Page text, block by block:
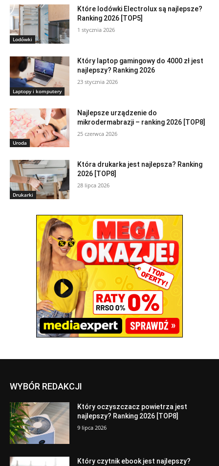
Lodówki
Które lodówki Electrolux są najlepsze?
Ranking 2026 [TOP5]
1 stycznia 2026
Laptopy i komputery
Który laptop gamingowy do 4000 zł jest
najlepszy? Ranking 2026
23 stycznia 2026
Uroda
Najlepsze urządzenie do
mikrodermabrazji – ranking 2026 [TOP8]
25 czerwca 2026
Drukarki
Która drukarka jest najlepsza? Ranking
2026 [TOP8]
28 lipca 2026
WYBÓR REDAKCJI
Który oczyszczacz powietrza jest
najlepszy? Ranking 2026 [TOP8]
9 lipca 2026
Który czytnik ebook jest najlepszy?